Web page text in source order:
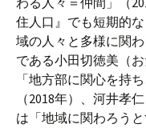
住人口』でも短期的
域の人々と多様に関
である小田切徳美（
「地方部に関心を持
（2018年）、河井孝
は「地域に関わろう